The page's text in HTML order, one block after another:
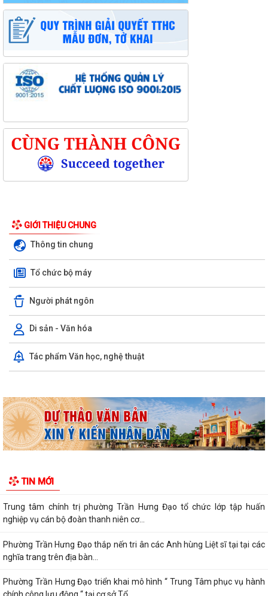
GIỚI THIỆU CHUNG
Thông tin chung
Tổ chức bộ máy
Người phát ngôn
Di sản - Văn hóa
Tác phẩm Văn học, nghệ thuật
TIN MỚI
Hội nghị trực tuyến Báo cáo viên thành phố Hải Phòng tháng 7/2026.
Phường Trần Hưng Đạo tham dự hội nghị toàn quốc nghiên cứu, học
tập, quán triệt và triển khai thực...
Khai mạc giải bóng đá U13 phường Trần Hưng Đạo hè năm 2026.
Hưng Đạo tiếp xúc đối thoại trực...
Trung tâm chính trị phường Trần Hưng Đạo tổ chức lớp tập huấn
nghiệp vụ cán bộ đoàn thanh niên cơ...
Phường Trần Hưng Đạo thắp nến tri ân các Anh hùng Liệt sĩ tại tại các
nghĩa trang trên địa bàn...
Phường Trần Hưng Đạo triển khai mô hình “ Trung Tâm phục vụ hành
chính công lưu động “ tại cơ sở Tổ...
lưu động trên địa bàn phường Trần...
THÔNG BÁO TRUYỀN THANH
tháng 7 năm 2026
tâm thần Hải Dương nhân dịp 79...